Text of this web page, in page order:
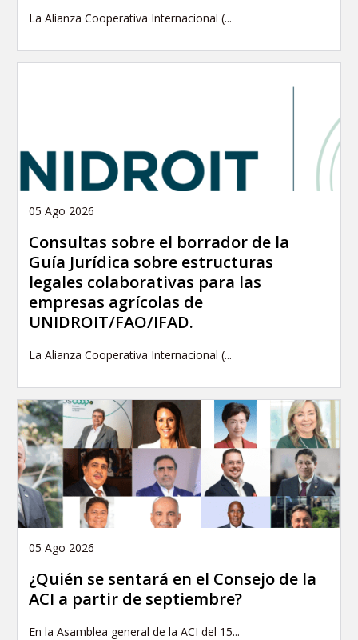
La Alianza Cooperativa Internacional (...
05 Ago 2026
Consultas sobre el borrador de la
Guía Jurídica sobre estructuras
legales colaborativas para las
empresas agrícolas de
UNIDROIT/FAO/IFAD.
La Alianza Cooperativa Internacional (...
05 Ago 2026
¿Quién se sentará en el Consejo de la
ACI a partir de septiembre?
En la Asamblea general de la ACI del 15...